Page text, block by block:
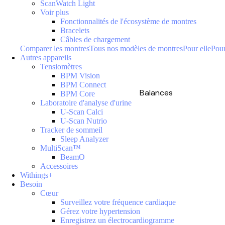
Balances
ScanWatch Light
Voir plus
Fonctionnalités de l'écosystème de montres
Bracelets
Câbles de chargement
Comparer les montresTous nos modèles de montresPour elle
Autres appareils
Tensiomètres
BPM Vision
BPM Connect
BPM Core
Laboratoire d'analyse d'urine
U-Scan Calci
U-Scan Nutrio
Tracker de sommeil
Sleep Analyzer
MultiScan™
BeamO
Accessoires
Withings+
Besoin
Cœur
Surveillez votre fréquence cardiaque
Gérez votre hypertension
Enregistrez un électrocardiogramme